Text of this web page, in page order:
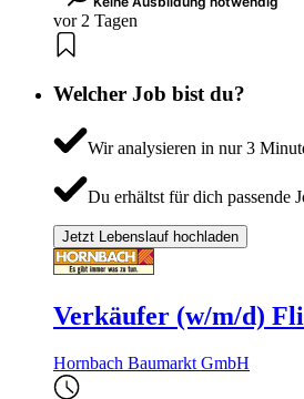
vor 2 Tagen
Welcher Job bist du?
Wir analysieren in nur 3
Du erhältst für dich passende
Jetzt Lebenslauf hochladen
Verkäufer (w/m/d)
Hornbach Baumarkt GmbH